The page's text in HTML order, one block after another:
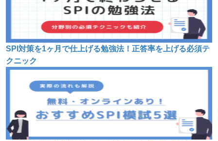
SPI対策を1ヶ月で仕上げる勉強法！正答率を上げる必須テ
クニック